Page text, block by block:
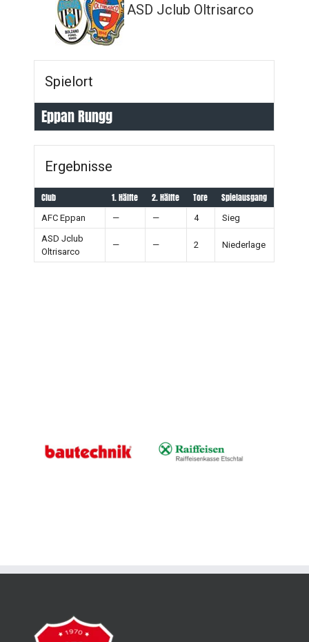
ASD Jclub Oltrisarco
Spielort
Eppan Rungg
Ergebnisse
Club 1. Hälfte 2. Hälfte Tore Spielausgang
AFC Eppan — — 4
Sieg
ASD Jclub
Oltrisarco
— — 2 Niederlage